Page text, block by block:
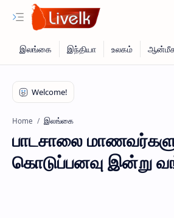
Home இலங்கை
பாடசாலை
கொடுப்பனவு இன்று